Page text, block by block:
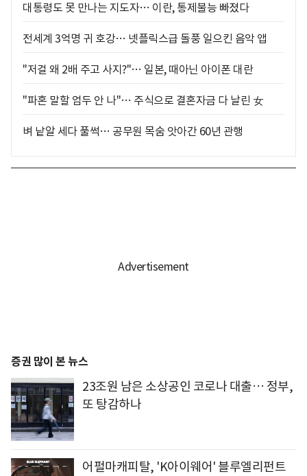
대통령도 못 만나는 지도자… 이란, 통제불능 빠졌다
전세계 3억명 귀 호강… 넷플릭스급 돌풍 일으킨 음악 앱
"저걸 왜 2배 주고 사지?"… 일본, 때아닌 아이폰 대란
"파혼 말할 엄두 안 나"… 주식으로 결혼자금 다 날린 女
벼 낱알 세다 풀썩… 공무원 목숨 앗아간 60년 관행
증권 많이 본 뉴스
23조원 남은 소상공인 코로나 대출… 정부,
또 탕감하나
어펄마캐피탈, 'K아이웨어' 블루엘리펀트